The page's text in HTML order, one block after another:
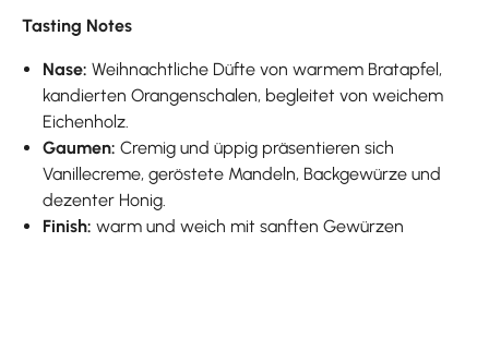
Tasting Notes
Nase:Weihnachtliche Düfte von warmem Bratapfel,
kandierten Orangenschalen, begleitet von weichem
Eichenholz.
Gaumen:Cremig und üppig präsentieren sich
Vanillecreme, geröstete Mandeln, Backgewürze und
dezenter Honig.
Finish: warm und weich mit sanften Gewürzen